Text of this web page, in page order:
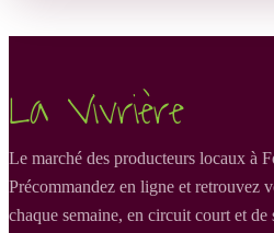
La Vivrière
Le marché des producteurs locaux à
Précommandez en ligne et retrouvez
chaque semaine, en circuit court et de